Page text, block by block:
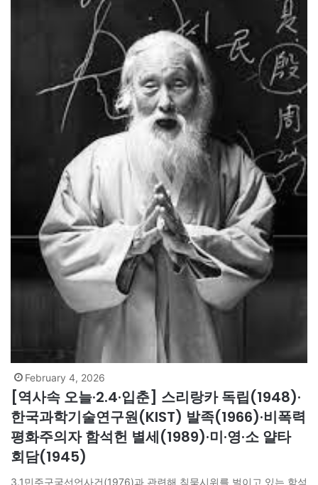
February 4, 2026
[역사속 오늘·2.4·입춘] 스리랑카 독립(1948)·
한국과학기술연구원(KIST) 발족(1966)·비폭력
평화주의자 함석헌 별세(1989)·미·영·소 얄타
회담(1945)
3.1민주구국선언사건(1976)과 관련해 침묵시위를 벌이고 있는 함석